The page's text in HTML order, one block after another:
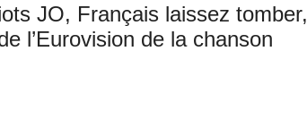
JO, Français laissez tomber,
l’Eurovision de la chanson